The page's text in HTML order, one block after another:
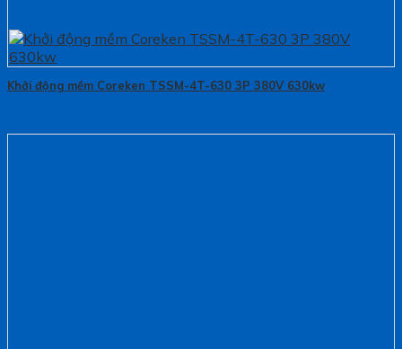
Khởi động mềm Coreken TSSM-4T-630 3P 380V 630kw